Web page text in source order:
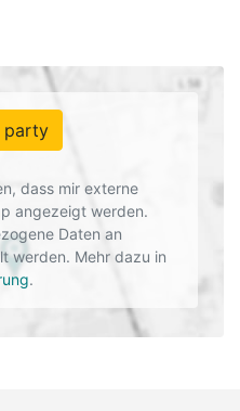
party
dass mir externe
angezeigt werden.
Daten an
werden. Mehr dazu in
.